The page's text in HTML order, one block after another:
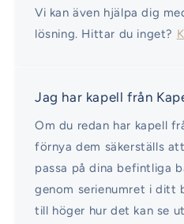
Vi kan även hjälpa dig
lösning. Hittar du inget?
Jag har kapell från
Om du redan har kapell
förnya dem säkerställs
passa på dina befintliga
genom serienumret i ditt
till höger hur det kan se